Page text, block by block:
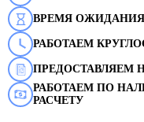
ВРЕМЯ ОЖИДАНИЯ
РАБОТАЕМ
ПРЕДОСТАВЛЯЕМ
РАБОТАЕМ ПО
РАСЧЕТУ